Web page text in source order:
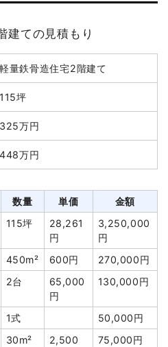
86万2,340円
161万7,000円
28,745円
862,340円
600円
2,200円
52,790円
13,000円
39,000円
23,000円
8,000円
160,000円
10,000円
18,250円
建ての見積もり
軽量鉄骨造住宅2階建て
115坪
325万円
448万円
数量 単価
金額
115坪
28,261
円
3,250,000
円
450m² 600円
270,000円
2台
65,000
円
130,000円
1式
50,000円
30m²
2,500
75,000円